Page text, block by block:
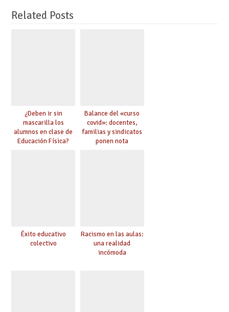
Related Posts
¿Deben ir sin
mascarilla los
alumnos en clase de
Educación Física?
Balance del «curso
covid»: docentes,
familias y sindicatos
ponen nota
Éxito educativo
colectivo
Racismo en las aulas:
una realidad
incómoda